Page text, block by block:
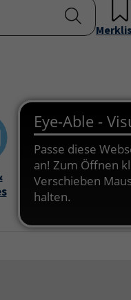
for "Programm"Submenu for
Service & Info
Onlinekurse